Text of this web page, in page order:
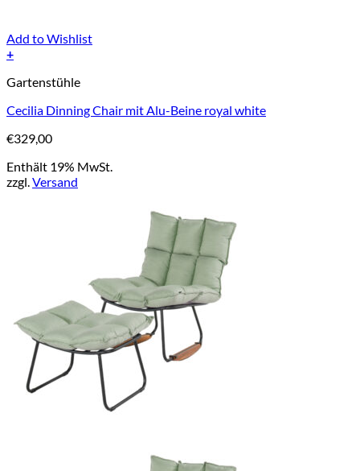
Add to Wishlist
+
Gartenstühle
Cecilia Dinning Chair mit Alu-Beine royal white
€329,00
Enthält 19% MwSt.
zzgl.Versand